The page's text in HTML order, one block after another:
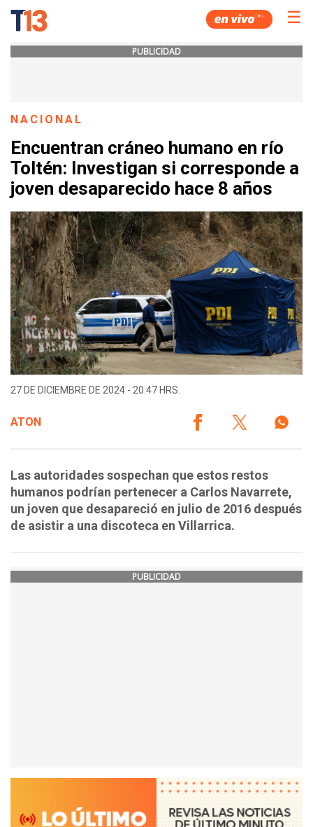
☰
PUBLICIDAD
NACIONAL
Encuentran cráneo humano en río
Toltén: Investigan si corresponde a
joven desaparecido hace 8 años
27 DE DICIEMBRE DE 2024 - 20:47 HRS.
ATON
Las autoridades sospechan que estos restos
humanos podrían pertenecer a Carlos Navarrete,
un joven que desapareció en julio de 2016 después
de asistir a una discoteca en Villarrica.
PUBLICIDAD